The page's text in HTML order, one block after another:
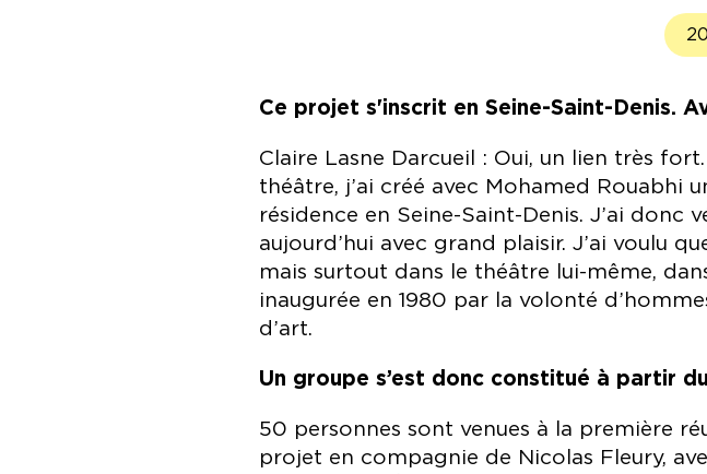
Ce projet s'inscrit en Seine-Saint-Denis.
Claire Lasne Darcueil : Oui, un lien très
théâtre, j’ai créé avec Mohamed Rouabhi
résidence en Seine-Saint-Denis. J’ai
aujourd’hui avec grand plaisir. J’ai voulu
mais surtout dans le théâtre lui-même,
inaugurée en 1980 par la volonté
d’art.
Un groupe s’est donc constitué à partir
50 personnes sont venues à la première
projet en compagnie de Nicolas Fleury,